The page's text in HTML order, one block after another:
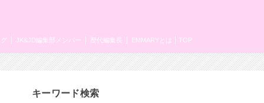
TOP
EMMARYとは
歴代編集長
JK&JD編集部メンバー
キーワード検索